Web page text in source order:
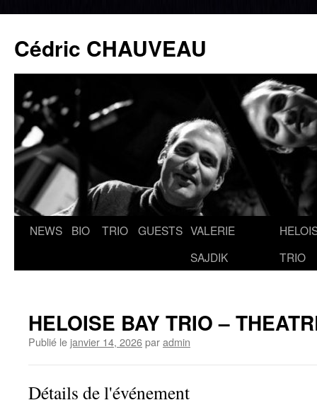
Cédric CHAUVEAU
Aller
NEWS BIO TRIO GUESTS VALERIE
SAJDIK
TRIO
HELOISE BAY TRIO –
Publié le janvier 14, 2026paradmin
Détails de l'événement